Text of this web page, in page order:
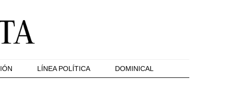
LÍNEA POLÍTICA DOMINICAL